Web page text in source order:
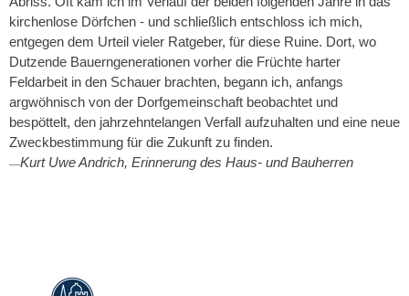
kirchenlose Dörfchen - und schließlich entschloss ich mich,
entgegen dem Urteil vieler Ratgeber, für diese Ruine. Dort, wo
Dutzende Bauerngenerationen vorher die Früchte harter
Feldarbeit in den Schauer brachten, begann ich, anfangs
argwöhnisch von der Dorfgemeinschaft beobachtet und
bespöttelt, den jahrzehntelangen Verfall aufzuhalten und eine neue
Zweckbestimmung für die Zukunft zu finden.
—Kurt Uwe Andrich, Erinnerung des Haus- und Bauherren